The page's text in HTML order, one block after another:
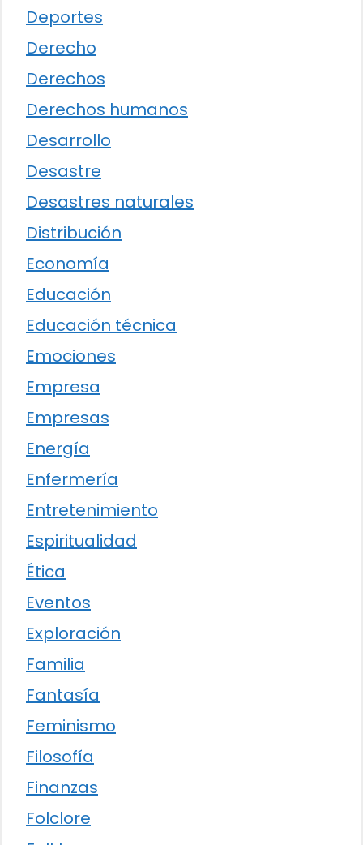
Deportes
Derecho
Derechos
Derechos humanos
Desarrollo
Desastre
Desastres naturales
Distribución
Economía
Educación
Educación técnica
Emociones
Empresa
Empresas
Energía
Enfermería
Entretenimiento
Espiritualidad
Ética
Eventos
Exploración
Familia
Fantasía
Feminismo
Filosofía
Finanzas
Folclore